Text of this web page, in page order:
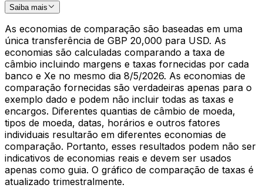
Saiba mais
As economias de comparação são baseadas em uma
única transferência de GBP 20,000 para USD. As
economias são calculadas comparando a taxa de
câmbio incluindo margens e taxas fornecidas por cada
banco e Xe no mesmo dia 8/5/2026. As economias de
comparação fornecidas são verdadeiras apenas para o
exemplo dado e podem não incluir todas as taxas e
encargos. Diferentes quantias de câmbio de moeda,
tipos de moeda, datas, horários e outros fatores
individuais resultarão em diferentes economias de
comparação. Portanto, esses resultados podem não ser
indicativos de economias reais e devem ser usados
apenas como guia. O gráfico de comparação de taxas é
atualizado trimestralmente.